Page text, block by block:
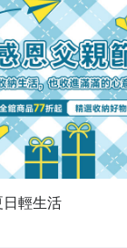
輕生活